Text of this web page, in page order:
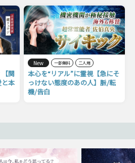
関
本
New 一部無料 二人用
本心を“リアル”に霊視【急にそ
っけない態度のあの人】脈/転
機/告白